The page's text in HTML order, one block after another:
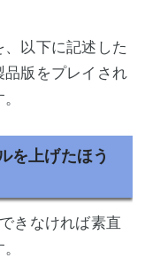
以下に記述した
版をプレイされ
を上げたほう
きなければ素直